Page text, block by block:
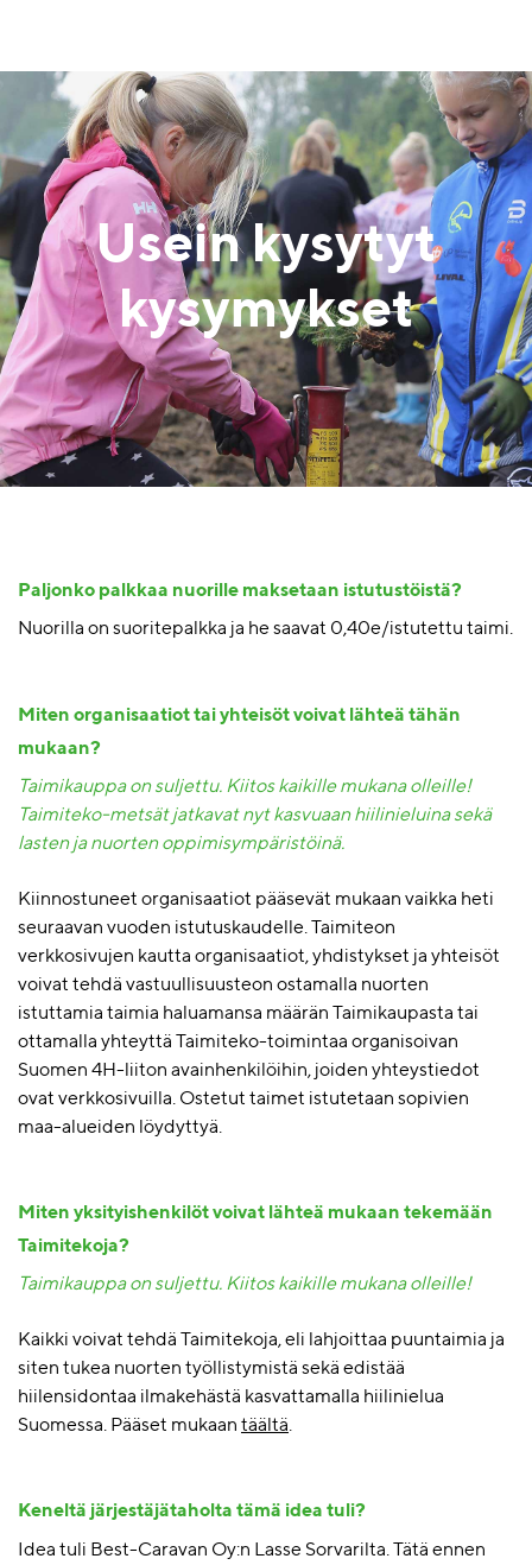
Usein kysytyt
kysymykset
Paljonko palkkaa nuorille maksetaan istutustöistä?
Nuorilla on suoritepalkka ja he saavat 0,40e/istutettu taimi.
Miten organisaatiot tai yhteisöt voivat lähteä tähän
mukaan?
Taimikauppa on suljettu. Kiitos kaikille mukana olleille!
Taimiteko-metsät jatkavat nyt kasvuaan hiilinieluina sekä
lasten ja nuorten oppimisympäristöinä.
Kiinnostuneet organisaatiot pääsevät mukaan vaikka heti
seuraavan vuoden istutuskaudelle. Taimiteon
verkkosivujen kautta organisaatiot, yhdistykset ja yhteisöt
voivat tehdä vastuullisuusteon ostamalla nuorten
istuttamia taimia haluamansa määrän Taimikaupasta tai
ottamalla yhteyttä Taimiteko-toimintaa organisoivan
Suomen 4H-liiton avainhenkilöihin, joiden yhteystiedot
ovat verkkosivuilla. Ostetut taimet istutetaan sopivien
maa-alueiden löydyttyä.
Miten yksityishenkilöt voivat lähteä mukaan tekemään
Taimitekoja?
Taimikauppa on suljettu. Kiitos kaikille mukana olleille!
Kaikki voivat tehdä Taimitekoja, eli lahjoittaa puuntaimia ja
siten tukea nuorten työllistymistä sekä edistää
hiilensidontaa ilmakehästä kasvattamalla hiilinielua
Suomessa. Pääset mukaan täältä.
Keneltä järjestäjätaholta tämä idea tuli?
Idea tuli Best-Caravan Oy:n Lasse Sorvarilta. Tätä ennen